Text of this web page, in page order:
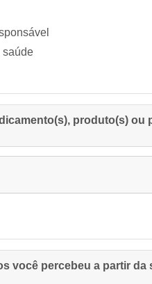
saúde
produto(s) ou
você percebeu a partir